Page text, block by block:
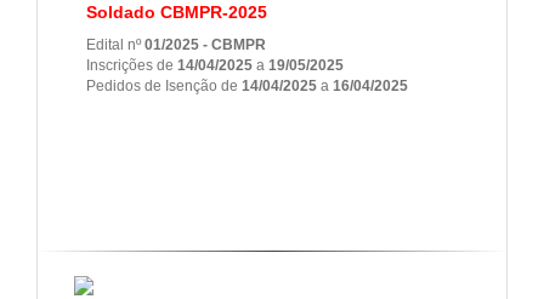
Soldado CBMPR-2025
Edital nº01/2025 - CBMPR
Inscrições de 14/04/2025 a 19/05/2025
Pedidos de Isenção de 14/04/2025 a 16/04/2025